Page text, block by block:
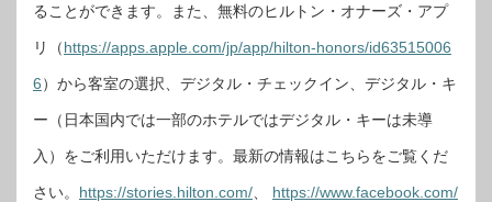
ることができます。また、無料のヒルトン・オナーズ・アプ
リ（https://apps.apple.com/jp/app/hilton-honors/id63515006
6）から客室の選択、デジタル・チェックイン、デジタル・キ
ー（日本国内では一部のホテルではデジタル・キーは未導
入）をご利用いただけます。最新の情報はこちらをご覧くだ
さい。 https://stories.hilton.com/ https://www.facebook.com/